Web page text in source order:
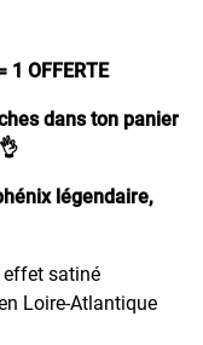
1 OFFERTE
dans ton panier
légendaire,
effet satiné
Loire-Atlantique